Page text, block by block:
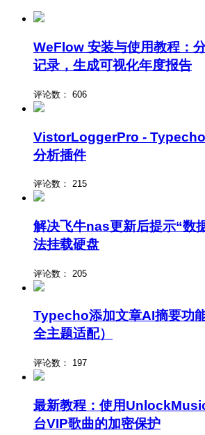
WeFlow 安装与使用教程：
记录，生成可视化年度报告
评论数： 606
VistorLoggerPro - Typecho
分析插件
评论数： 215
解决飞牛nas更新后提示“数
法挂载硬盘
评论数： 205
Typecho添加文章AI摘要功
全主题适配）
评论数： 197
最新教程：使用
台VIP歌曲的加密保护